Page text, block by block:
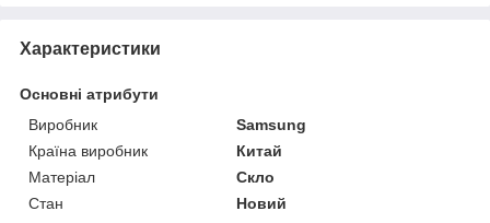
Характеристики
Основні атрибути
Виробник
Samsung
Країна виробник
Китай
Матеріал
Скло
Стан
Новий